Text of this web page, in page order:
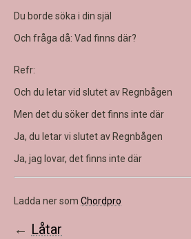
Du borde söka i din själ
Och fråga då: Vad finns där?
Refr:
Och du letar vid slutet av Regnbågen
Men det du söker det finns inte där
Ja, du letar vi slutet av Regnbågen
Ja, jag lovar, det finns inte där
Ladda ner som Chordpro
← Låtar